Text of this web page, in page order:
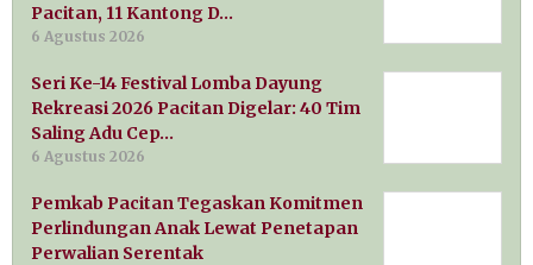
Pacitan, 11 Kantong D…
6 Agustus 2026
Seri Ke-14 Festival Lomba Dayung
Rekreasi 2026 Pacitan Digelar: 40 Tim
Saling Adu Cep…
6 Agustus 2026
Pemkab Pacitan Tegaskan Komitmen
Perlindungan Anak Lewat Penetapan
Perwalian Serentak